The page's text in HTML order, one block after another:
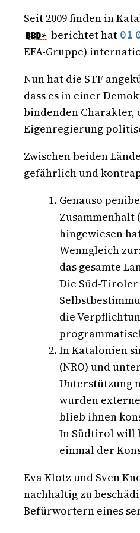
Seit 2009 finden in
berichtet hat 01
EFA-Gruppe)
Nun hat die STF
dass es in einer
bindenden Charakter,
Eigenregierung
Zwischen beiden
gefährlich und
Genauso
Zusammenhalt
hingewiesen
Wenngleich
das gesamte
Die Süd-
die
In Katalonien
(NRO) und
Unterstützung
wurden
blieb ihnen
In Südtirol will
einmal der
Eva Klotz und Sven
nachhaltig zu
Befürwortern eines